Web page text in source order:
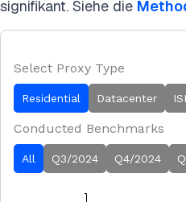
signifikant. Siehe die